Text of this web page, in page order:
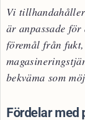
Vi
är anpassade
föremål från
bekväma som
Fördelar